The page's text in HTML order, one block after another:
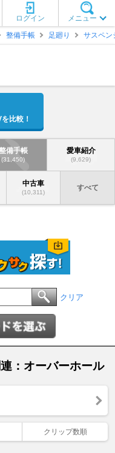
メニュー
ログイン
整備手帳 足廻り サスペン
比較！
備手帳
(31,450)
愛車紹介
(9,629)
中古車
(10,311)
すべて
クリア
：オーバーホール
クリップ数順